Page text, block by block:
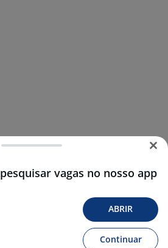
vagas no nosso app
ABRIR
Continuar